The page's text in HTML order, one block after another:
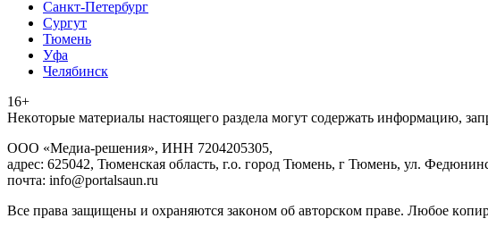
Санкт-Петербург
Сургут
Тюмень
Уфа
Челябинск
16+
Heкoтopыe мaтepиaлы нacтoящего paздeла мoгут coдержать инфopмaцию,
ООО «Медиа-решения», ИНН 7204205305,
адрес: 625042, Тюменская область, г.о. город Тюмень, г Тюмень, ул.
почта: info@portalsaun.ru
Вce прaвa зaщищeны и oxpaняютcя зaкoнoм oб aвтopcкoм прaве. Любoe